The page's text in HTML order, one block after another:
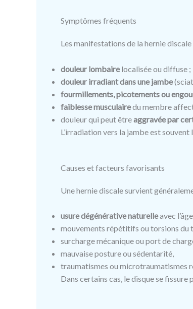
Symptômes fréquents
Les manifestations de la hernie
douleur lombairelocalisée ou diffuse ;
douleur irradiant dans une jambe
fourmillements, picotements ou
faiblesse musculairedu membre
douleur qui peut êtreaggravée par
L’irradiation vers la jambe est souvent
Causes et facteurs favorisants
Une hernie discale survient
usure dégénérative naturelleavec
mouvements répétitifs ou torsions du
surcharge mécanique ou port de
mauvaise posture ou sédentarité,
traumatismes ou microtraumatismes
Dans certains cas, le disque se